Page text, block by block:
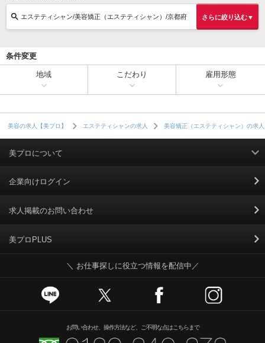
エステティシャン/美容矯正（エステティシャン）/京都府 さらに絞り込む▼
条件変更
地域 こだわり 雇用形態
美容の求人【美プロ】 エステティシャンの求人 美容矯正（エステティシャン）の求人
美プロについて
利用規約
掲載規約
個人情報保護ポリシー
個人情報のお取り扱いについて
Cookieポリシー
企業向けログイン
求人掲載のお問い合わせ
美プロPLUS
＼ お仕事探しに役立つ情報を配信中／
お問い合わせ、操作方法など、ご不明な点はこちらまで